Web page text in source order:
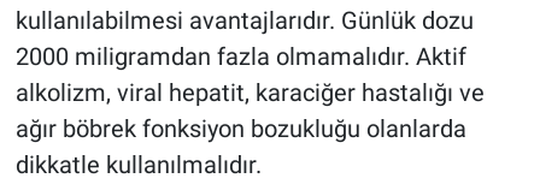
kullanılabilmesi avantajlarıdır. Günlük dozu
2000 miligramdan fazla olmamalıdır. Aktif
alkolizm, viral hepatit, karaciğer hastalığı ve
ağır böbrek fonksiyon bozukluğu olanlarda
dikkatle kullanılmalıdır.